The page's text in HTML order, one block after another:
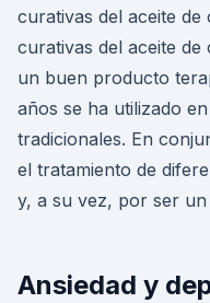
curativas del aceite de
curativas del aceite
un buen producto
años se ha utilizado
tradicionales. En
el tratamiento de
y, a su vez, por ser
Ansiedad y